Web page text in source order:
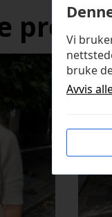
Vi
bruke
Avvis